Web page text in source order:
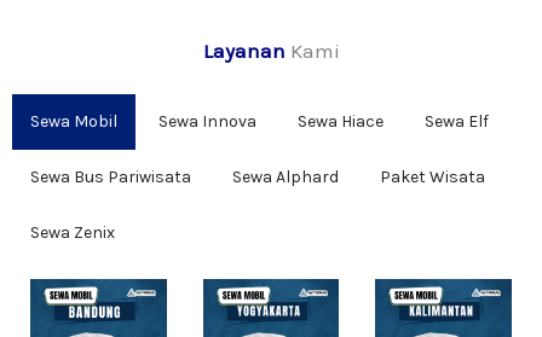
Layanan Kami
Sewa Mobil Sewa Innova Sewa Hiace Sewa Elf
Sewa Bus Pariwisata Sewa Alphard Paket Wisata
Sewa Zenix